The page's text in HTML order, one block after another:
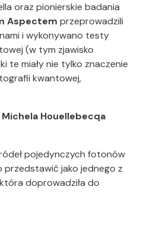
oraz pionierskie badania
Aspectem przeprowadzili
i wykonywano testy
(w tym zjawisko
te miały nie tylko znaczenie
kwantowej,
Houellebecqa
pojedynczych fotonów
przedstawić jako jednego z
doprowadziła do